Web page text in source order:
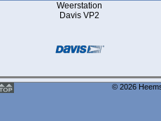
Weerstation
Davis VP2
© 2026